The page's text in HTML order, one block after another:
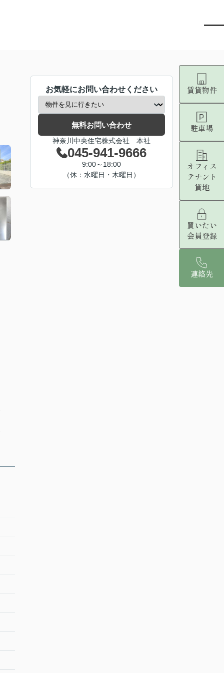
賃貸物件
駐車場
オフィス
テナント
貸地
買いたい
会員登録
連絡先
お気軽にお問い合わせください
無料お問い合わせ
神奈川中央住宅株式会社 本社
045-941-9666
9:00～18:00
（休：水曜日・木曜日）